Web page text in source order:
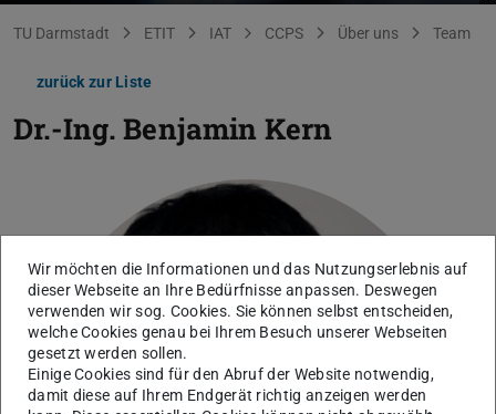
Sie befinden sich hier:
TU Darmstadt ETIT IAT CCPS Über uns Team
zurück zur Liste
Dr.-Ing. Benjamin Kern
Wir möchten die Informationen und das Nutzungserlebnis auf
dieser Webseite an Ihre Bedürfnisse anpassen. Deswegen
verwenden wir sog. Cookies. Sie können selbst entscheiden,
welche Cookies genau bei Ihrem Besuch unserer Webseiten
gesetzt werden sollen.
Einige Cookies sind für den Abruf der Website notwendig,
damit diese auf Ihrem Endgerät richtig anzeigen werden